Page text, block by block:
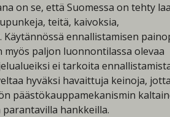
on se, että Suomessa on tehty
teitä, kaivoksia,
ennallistamisen
myös paljon luonnontilassa olevaa
ei tarkoita
hyväksi havaittuja keinoja, jotta
päästökauppamekanismin
hankkeilla.